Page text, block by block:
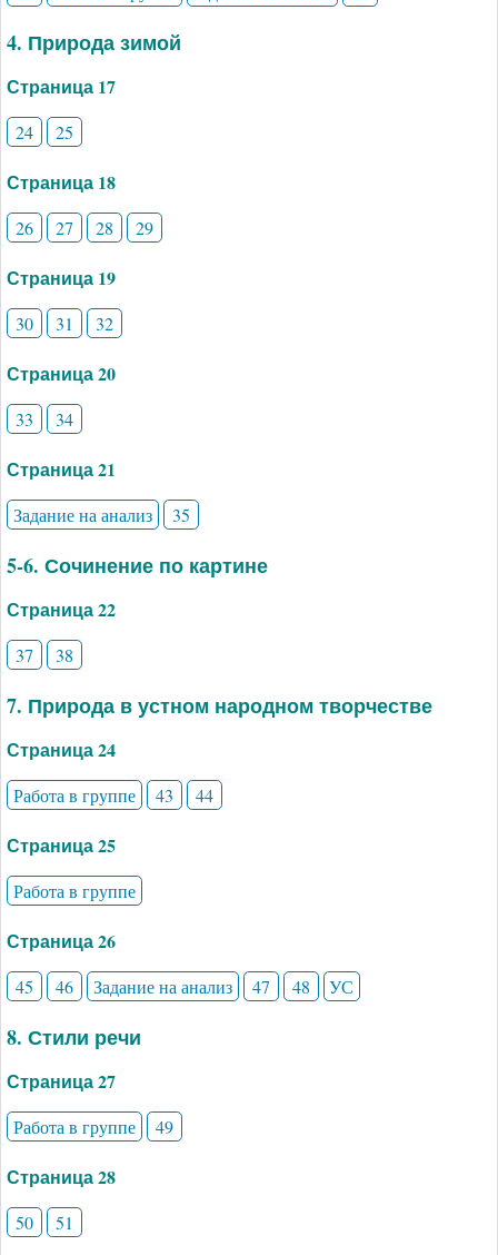
4. Природа зимой
Страница 17
24 25
Страница 18
26 27 28 29
Страница 19
30 31 32
Страница 20
33 34
Страница 21
Задание на анализ 35
5-6. Сочинение по картине
Страница 22
37 38
7. Природа в устном народном творчестве
Страница 24
Работа в группе 43 44
Страница 25
Работа в группе
Страница 26
45 46 Задание на анализ 47 48 УС
8. Стили речи
Страница 27
Работа в группе 49
Страница 28
50 51